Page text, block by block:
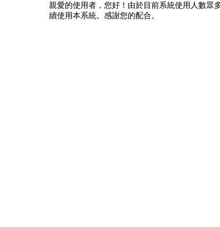
親愛的使用者，您好！由於目前系統使用人數眾
續使用本系統。感謝您的配合。